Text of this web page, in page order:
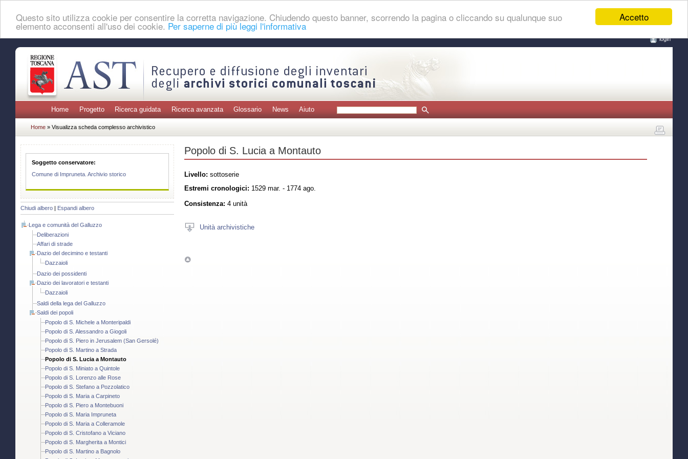
Accetto
Questo sito utilizza cookie per consentire la corretta navigazione. Chiudendo questo banner, scorrendo la pagina o cliccando su qualunque suo
elemento acconsenti all'uso dei cookie. Per saperne di più leggi l'informativa
login
Home Progetto Ricerca guidata Ricerca avanzata Glossario News Aiuto
Home » Visualizza scheda complesso archivistico
Soggetto conservatore:
Comune di Impruneta. Archivio storico
Chiudi albero Espandi albero
Lega e comunità del Galluzzo
Deliberazioni
Affari di strade
Dazio del decimino e testanti
Dazzaioli
Dazio dei possidenti
Dazio dei lavoratori e testanti
Dazzaioli
Saldi della lega del Galluzzo
Saldi dei popoli
Popolo di S. Michele a Monteripaldi
Popolo di S. Alessandro a Giogoli
Popolo di S. Piero in Jerusalem (San Gersolé)
Popolo di S. Martino a Strada
Popolo di S. Lucia a Montauto
Popolo di S. Miniato a Quintole
Popolo di S. Lorenzo alle Rose
Popolo di S. Stefano a Pozzolatico
Popolo di S. Maria a Carpineto
Popolo di S. Piero a Montebuoni
Popolo di S. Maria Impruneta
Popolo di S. Maria a Colleramole
Popolo di S. Cristofano a Viciano
Popolo di S. Margherita a Montici
Popolo di S. Martino a Bagnolo
Popolo di S. Lucia a Montauto
Livello: sottoserie
Estremi cronologici: 1529 mar. - 1774 ago.
Consistenza: 4 unità
Unità archivistiche